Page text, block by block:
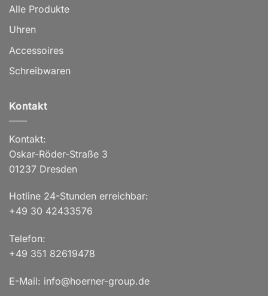
Alle Produkte
Uhren
Accessoires
Schreibwaren
Kontakt
Kontakt:
Oskar-Röder-Straße 3
01237 Dresden
Hotline 24-Stunden erreichbar:
+49 30 42433576
Telefon:
+49 351 82619478
E-Mail: info@hoerner-group.de